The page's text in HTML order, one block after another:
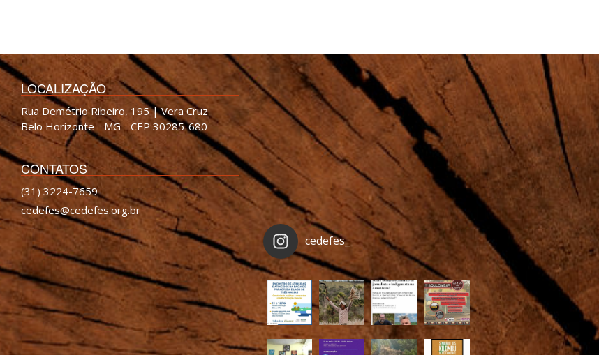
LOCALIZAÇÃO
Rua Demétrio Ribeiro, 195 | Vera Cruz
Belo Horizonte - MG - CEP 30285-680
CONTATOS
(31) 3224-7659
cedefes@cedefes.org.br
cedefes_